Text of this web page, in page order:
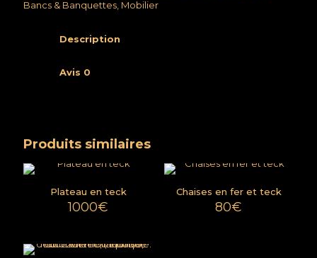
Bancs & Banquettes Mobilier
Description
Avis 0
Produits similaires
Plateau en teck
1000€
Chaises en fer et teck
80€